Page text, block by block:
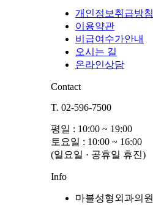
개인정보취급방침
이용약관
비급여수가안내
오시는 길
온라인상담
Contact
T. 02-596-7500
평일 : 10:00 ~ 19:00
토요일 : 10:00 ~ 16:00
(일요일 · 공휴일 휴진)
Info
마블성형외과의원